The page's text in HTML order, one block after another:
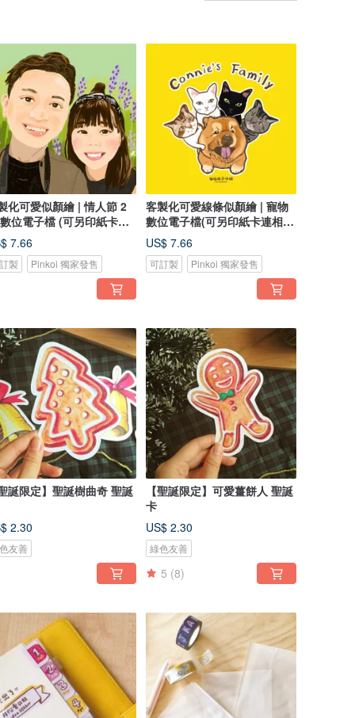
化可愛似顏繪 | 情人節 2
位電子檔 (可另印紙卡連
)7.66
製 Pinkoi 獨家發售
客製化可愛線條似顏繪 | 寵物
數位電子檔(可另印紙卡連相
架)
US$ 7.66
可訂製 Pinkoi 獨家發售
聖誕限定】聖誕樹曲奇 聖誕
2.30
友善
【聖誕限定】可愛薑餅人 聖誕
卡
US$ 2.30
綠色友善
5 (8)